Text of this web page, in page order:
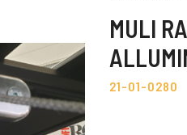
MULI
21-01-0280